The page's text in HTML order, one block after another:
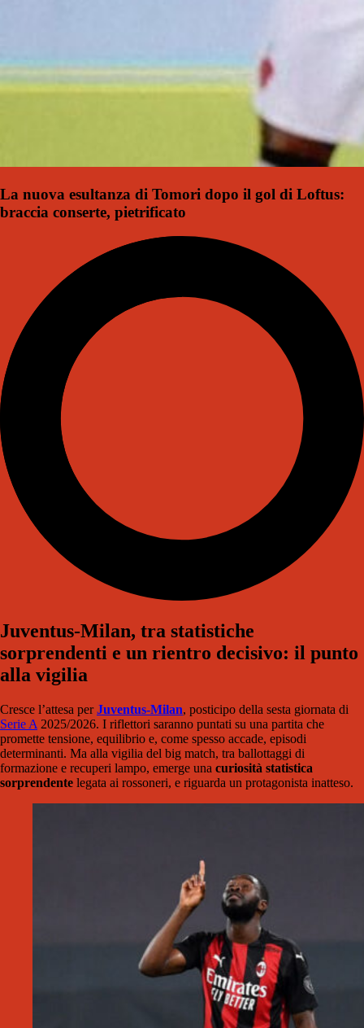
La nuova esultanza di Tomori dopo il gol di Loftus:
braccia conserte, pietrificato
Juventus-Milan, tra statistiche
sorprendenti e un rientro decisivo: il punto
alla vigilia
Cresce l’attesa perJuventus-Milan, posticipo della sesta giornata di
Serie A 2025/2026. I riflettori saranno puntati su una partita che
promette tensione, equilibrio e, come spesso accade, episodi
determinanti. Ma alla vigilia del big match, tra ballottaggi di
formazione e recuperi lampo, emerge una curiosità statistica
sorprendente legata ai rossoneri, e riguarda un protagonista inatteso.